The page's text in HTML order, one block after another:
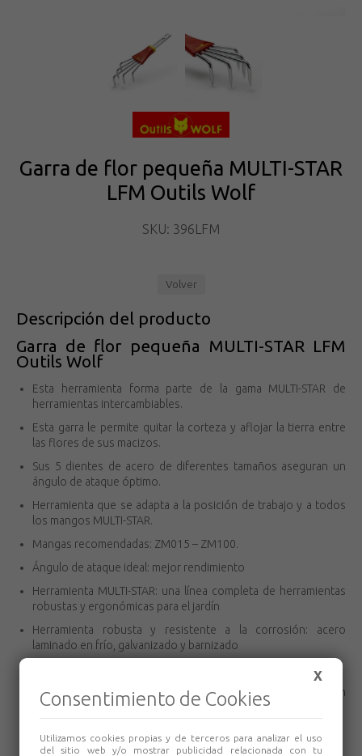
Garra de flor pequeña MULTI-STAR
LFM Outils Wolf
SKU: 396LFM
Volver
Descripción del producto
Garra de flor pequeña MULTI-STAR LFM
Outils Wolf
Esta herramienta forma parte de la gama MULTI-STAR de
herramientas intercambiables.
Esta garra le permite quitar la corteza y aflojar la tierra entre
las flores de sus macizos.
Sus 5 dientes de acero de diferentes tamaños aseguran un
ángulo de ataque óptimo.
Herramienta que se adapta a la posición de trabajo y a todos
los mangos MULTI-STAR.
Mangas recomendadas: ZM015 – ZM100.
Ángulo de ataque ideal: mejor rendimiento
Herramienta MULTI-STAR: una línea completa de herramientas
robustas y ergonómicas para el jardín
Herramienta robusta y resistente a la corrosión: acero
laminado en frío, galvanizado y barnizado
Ahorro de espacio: herramientas y mangos son
intercambiables
X
Consentimiento de Cookies
Utilizamos cookies propias y de terceros para analizar el uso
del sitio web y/o mostrar publicidad relacionada con tu